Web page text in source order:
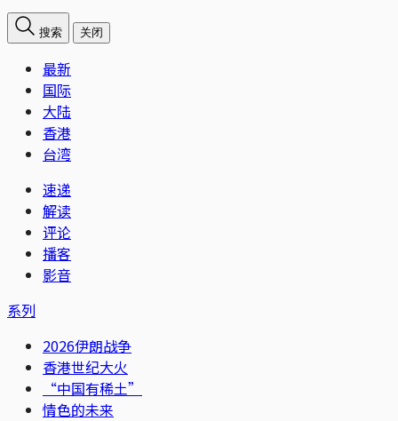
搜索 关闭
最新
国际
大陆
香港
台湾
速递
解读
评论
播客
影音
系列
2026伊朗战争
香港世纪大火
“中国有稀土”
情色的未来